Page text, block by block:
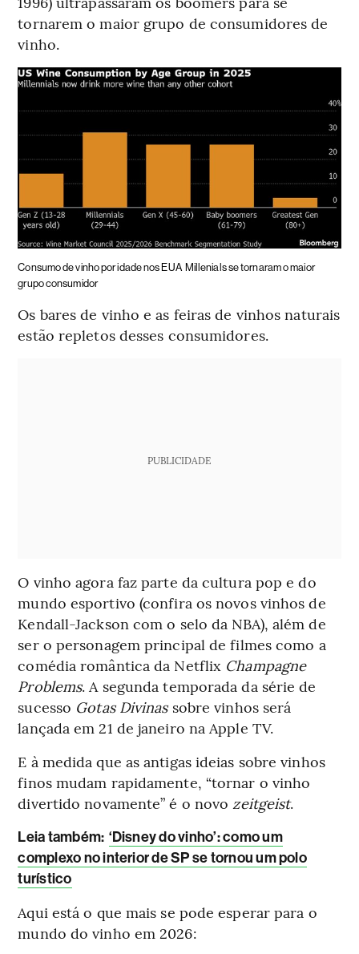
tornarem o maior grupo de consumidores de
vinho.
Consumo de vinho por idade nos EUA Millenials se tornaram o maior
grupo consumidor
Os bares de vinho e as feiras de vinhos naturais
estão repletos desses consumidores.
PUBLICIDADE
O vinho agora faz parte da cultura pop e do
mundo esportivo (confira os novos vinhos de
Kendall-Jackson com o selo da NBA), além de
ser o personagem principal de filmes como a
comédia romântica da Netflix Champagne
Problems. A segunda temporada da série de
sucesso Gotas Divinas sobre vinhos será
lançada em 21 de janeiro na Apple TV.
E à medida que as antigas ideias sobre vinhos
finos mudam rapidamente, “tornar o vinho
divertido novamente” é o novo zeitgeist.
Leia também: ‘Disney do vinho’: como um
complexo no interior de SP se tornou um polo
turístico
Aqui está o que mais se pode esperar para o
mundo do vinho em 2026: